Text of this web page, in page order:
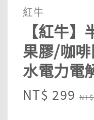
紅牛
【紅牛
果膠/咖
水電力電
Sale
NT$ 299